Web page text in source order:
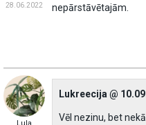
28.06.2022
nepārstāvētajām.
Lula
Lukreecija @
Vēl nezinu, bet